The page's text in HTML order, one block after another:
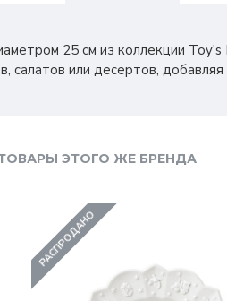
25 см из коллекции
салатов или десертов,
ЭТОГО ЖЕ БРЕНДА
РАСПРОДАНО